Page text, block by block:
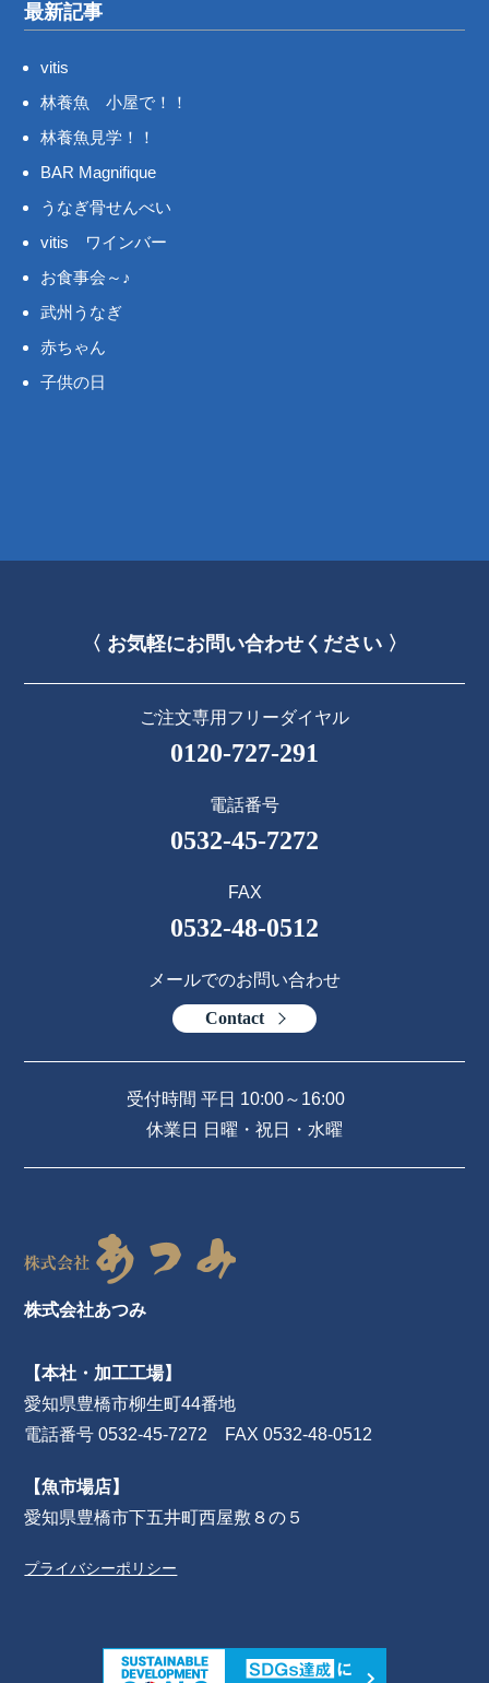
最新記事
vitis
林養魚 小屋で！！
林養魚見学！！
BAR Magnifique
うなぎ骨せんべい
vitis ワインバー
お食事会～♪
武州うなぎ
赤ちゃん
子供の日
株式会社あつみ
【本社・加工工場】
愛知県豊橋市柳生町44番地
電話番号 0532-45-7272 FAX 0532-48-0512
【魚市場店】
愛知県豊橋市下五井町西屋敷８の５
プライバシーポリシー
〈 お気軽にお問い合わせください 〉
ご注文専用フリーダイヤル
0120-727-291
電話番号
0532-45-7272
FAX
0532-48-0512
メールでのお問い合わせ
Contact
受付時間 平日 10:00～16:00
休業日 日曜・祝日・水曜